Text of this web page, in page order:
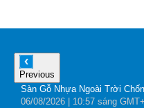
Previous
Sàn Gỗ Nhựa Ngoài Trời
06/08/2026 | 10:57 sáng